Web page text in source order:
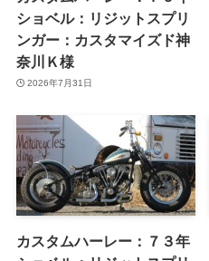
カスタムハーレー：７３年
ショベル：リジットスプリ
ンガー：カスタマイズド栃
木県Ｔ様
2026年7月23日